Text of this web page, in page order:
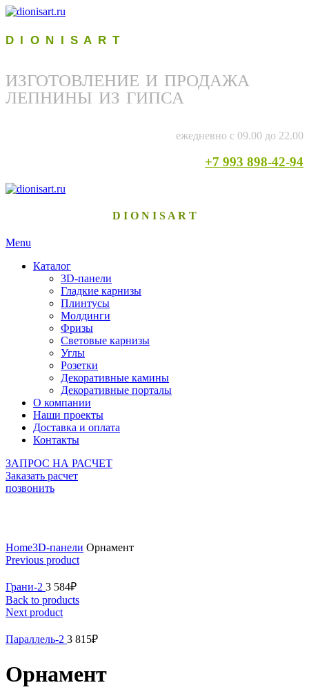
D I O N I S A R T
ИЗГОТОВЛЕНИЕ И ПРОДАЖА
ЛЕПНИНЫ ИЗ ГИПСА
ежедневно с 09.00 до 22.00
+7 993 898-42-94
D I O N I S A R T
Menu
Каталог
3D-панели
Гладкие карнизы
Плинтусы
Молдинги
Фризы
Световые карнизы
Углы
Розетки
Декоративные камины
Декоративные порталы
О компании
Наши проекты
Доставка и оплата
Контакты
ЗАПРОС НА РАСЧЕТ
Заказать расчет
позвонить
Home3D-панели Орнамент
Previous product
Грани-2 3 584₽
Back to products
Next product
Параллель-2 3 815₽
Орнамент